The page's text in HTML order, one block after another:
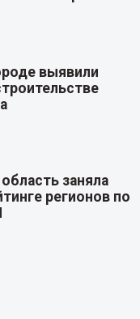
выявили
заняла
регионов по